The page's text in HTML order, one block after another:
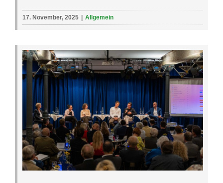
17. November, 2025 | Allgemein